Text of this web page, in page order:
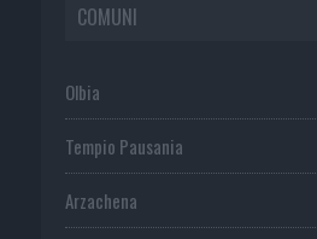
COMUNI
Olbia
Tempio Pausania
Arzachena